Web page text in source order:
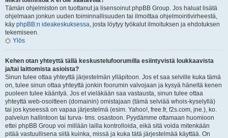
Tämän ohjelmiston on tuottanut ja lisensoinut phpBB Group. Jos haluat lisätä
ohjelmaan jonkun uuden toiminnallisuuden tai ilmoittaa ohjelmointivirheestä,
käy phpBB:n ideakeskuksessa, josta löytyy työkalut ilmoituksen ja ehdotuksen
tekemiseen.
Ylös
Kehen otan yhteyttä tällä keskustelufoorumilla esiintyvistä loukkaavista
ja/tai laittomista asioista?
Sinun tulee ottaa yhteyttä järjestelmän ylläpitoon. Jos et saa selville kuka tämä
on, tulee sinun ottaa yhteyttä jonkin foorumin valvojaan ja kysyä häneltä kenen
puoleen tulee kääntyä. Jos et vieläkään saa vastausta, sinun tulee ottaa
yhteyttä web-osoitteen (domainin) omistajaan (tämä selviää whois-kyselyllä)
tai jos kyseessä on vapaa järjestelmä (esim. Yahoo!, free.fr, f2s.com, jne.), ko.
palvelun hallintoon tai turva- tms. osastoon. Pyydämme ottamaan huomioon
ettei phpBB Group voi millään lailla kontrolloida, eikä sitä voida mitenkään
pitää vastuullisena siitä kuinka, missä ja kuka tätä järjestelmää käyttää. On